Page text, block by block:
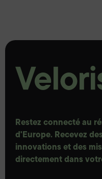
Restez connecté au
d'Europe. Recevez
innovations et des
directement dans